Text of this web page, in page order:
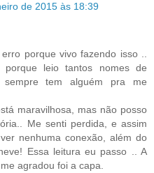
de 2015 às 18:39
porque vivo fazendo isso ..
leio tantos nomes de
sempre tem alguém pra me
maravilhosa, mas não posso
Me senti perdida, e assim
nenhuma conexão, além do
Essa leitura eu passo .. A
agradou foi a capa.